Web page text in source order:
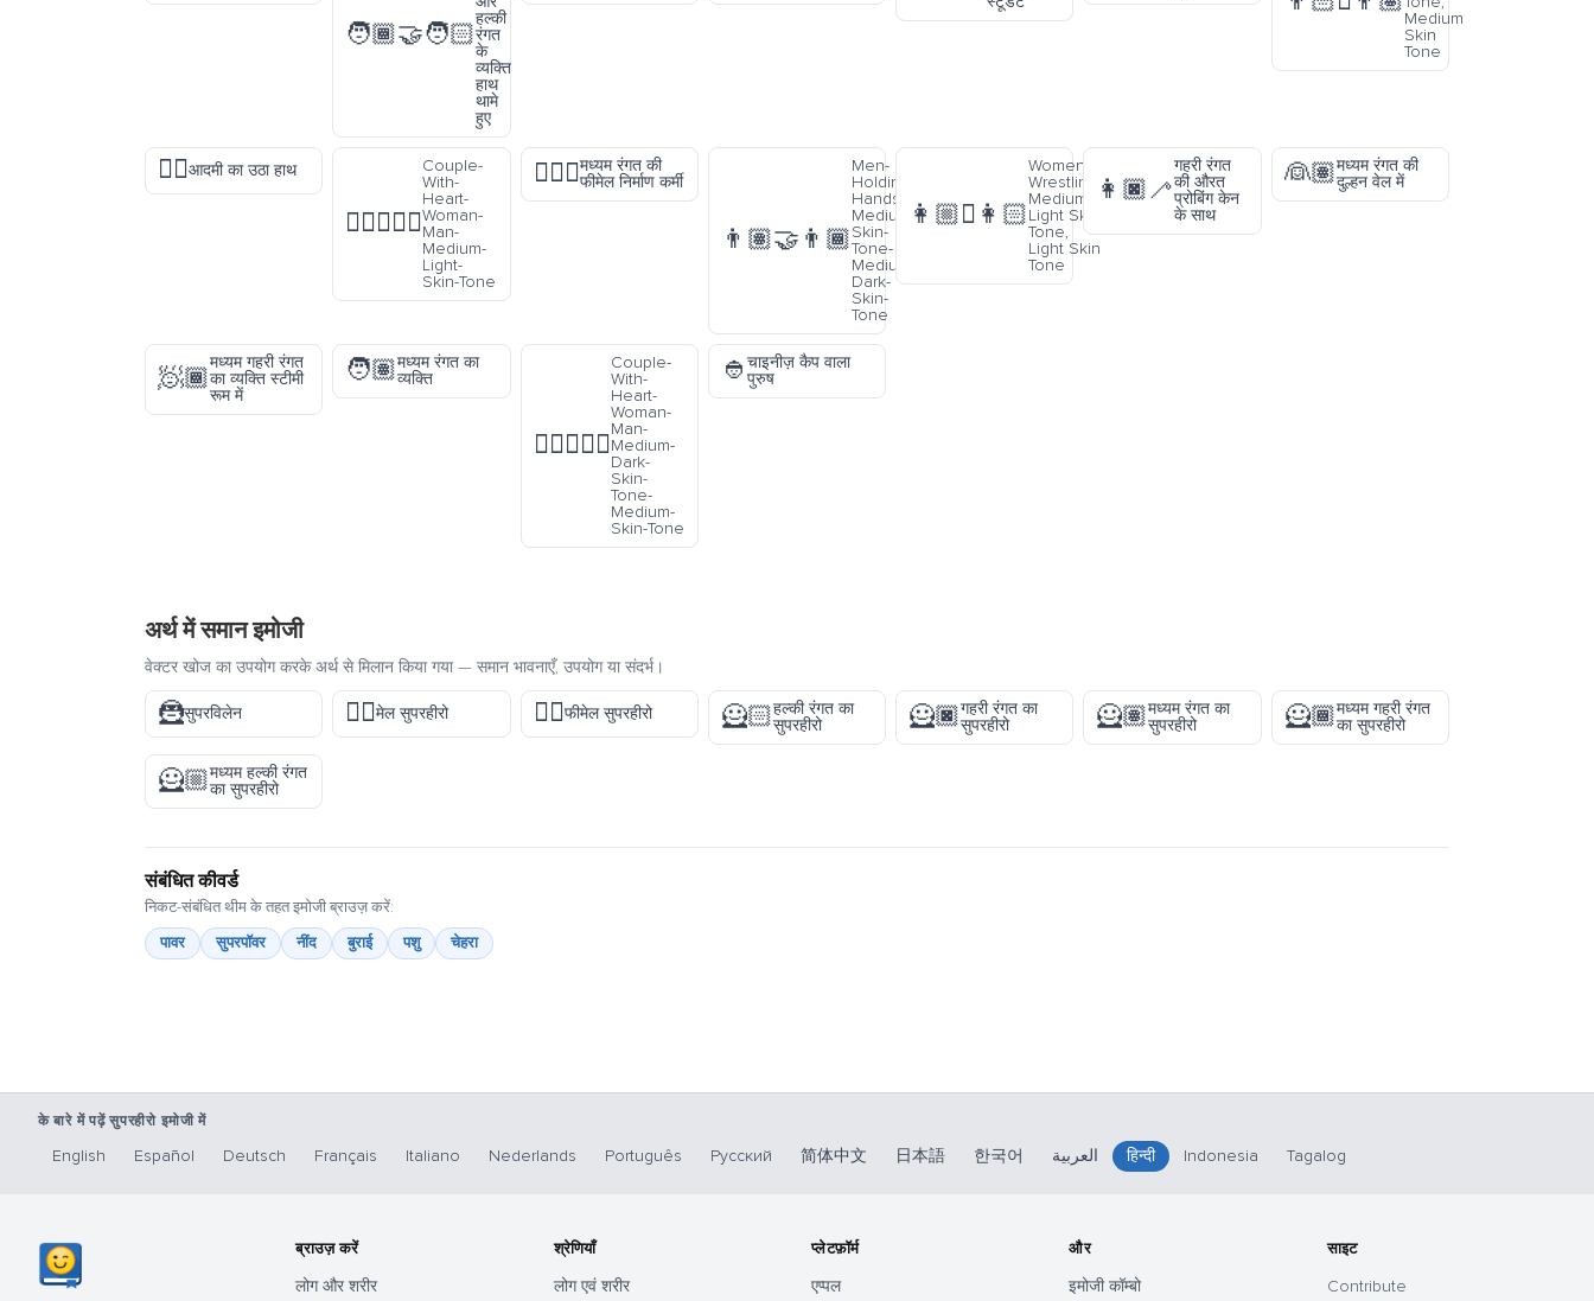
🧑🏾‍🤝‍🧑🏻
हल्की
रंगत
के
व्यक्ति
हाथ
थामे
हुए
Medium
Skin
Tone
🙋‍♂️आदमी का उठा हाथ
👩🏼‍❤️‍👨🏼
Couple-
With-
Heart-
Woman-
Man-
Medium-
Light-
Skin-Tone
👷🏽‍♀️मध्यम रंगत की
फीमेल निर्माण कर्मी
👨🏽‍🤝‍👨🏾
Men-
Holding-
Hands-
Medium-
Skin-
Tone-
Medium-
Dark-
Skin-
Tone
👩🏼‍🫯‍👩🏻
Women
Wrestling:
Medium-
Light Skin
Tone,
Light Skin
Tone
👩🏿‍🦯
गहरी रंगत
की औरत
प्रोबिंग केन
के साथ
👰🏽मध्यम रंगत की
दुल्हन वेल में
🧖🏾
मध्यम गहरी रंगत
का व्यक्ति स्टीमी
रूम में
🧑🏽मध्यम रंगत का
व्यक्ति
👩🏾‍❤️‍👨🏽
Couple-
With-
Heart-
Woman-
Man-
Medium-
Dark-
Skin-
Tone-
Medium-
Skin-Tone
👲 चाइनीज़ कैप वाला
पुरुष
अर्थ में समान इमोजी
वेक्टर खोज का उपयोग करके अर्थ से मिलान किया गया — समान भावनाएँ, उपयोग या संदर्भ।
🦹सुपरविलेन 🦸‍♂️मेल सुपरहीरो 🦸‍♀️फीमेल सुपरहीरो 🦸🏻हल्की रंगत का
सुपरहीरो
🦸🏿गहरी रंगत का
सुपरहीरो
🦸🏽मध्यम रंगत का
सुपरहीरो
🦸🏾मध्यम गहरी रंगत
का सुपरहीरो
🦸🏼मध्यम हल्की रंगत
का सुपरहीरो
संबंधित कीवर्ड
निकट-संबंधित थीम के तहत इमोजी ब्राउज़ करें:
पावर
सुपरपॉवर नींद बुराई पशु चेहरा
के बारे में पढ़ें सुपरहीरो इमोजी में
English Español Deutsch Français Italiano Nederlands Português Русский 简体中文 日本語 한국어 العربية हिन्दी Indonesia Tagalog
ब्राउज़ करें
लोग और शरीर
श्रेणियाँ
लोग एवं शरीर
प्लेटफ़ॉर्म
एप्पल
और
इमोजी कॉम्बो
साइट
Contribute